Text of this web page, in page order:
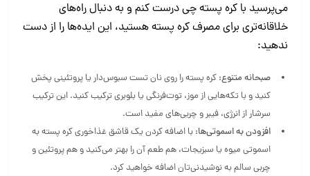
می‌پرسید با کره پسته چی درست کنم و به دنبال راه‌های
خلاقانه‌تری برای مصرف کره پسته هستید، این ایده‌ها را از دست
ندهید:
صبحانه متنوع: کره پسته را روی نان تست سبوس‌دار یا پروتئینی پخش
کنید و با تکه‌هایی از موز، توت‌فرنگی یا بلوبری ترکیب کنید. این ترکیب
سرشار از انرژی، فیبر و چربی‌های مفید است.
افزودن به اسموتی‌ها: با اضافه کردن یک قاشق غذاخوری کره پسته به
اسموتی میوه یا سبزیجات، هم طعم آن را بهتر می‌کنید و هم پروتئین و
چربی سالم به نوشیدنی‌تان اضافه خواهید کرد.